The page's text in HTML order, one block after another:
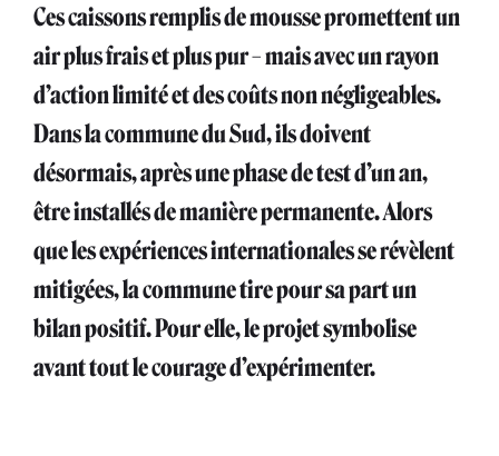
Ces caissons remplis de mousse promettent un
air plus frais et plus pur – mais avec un rayon
d’action limité et des coûts non négligeables.
Dans la commune du Sud, ils doivent
désormais, après une phase de test d’un an,
être installés de manière permanente. Alors
que les expériences internationales se révèlent
mitigées, la commune tire pour sa part un
bilan positif. Pour elle, le projet symbolise
avant tout le courage d’expérimenter.